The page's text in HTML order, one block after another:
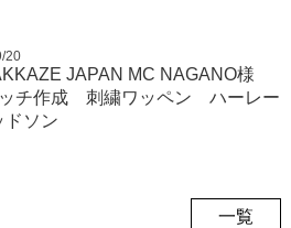
20
JAPAN MC NAGANO様
チ作成 刺繍ワッペン ハーレー
ドソン
一覧